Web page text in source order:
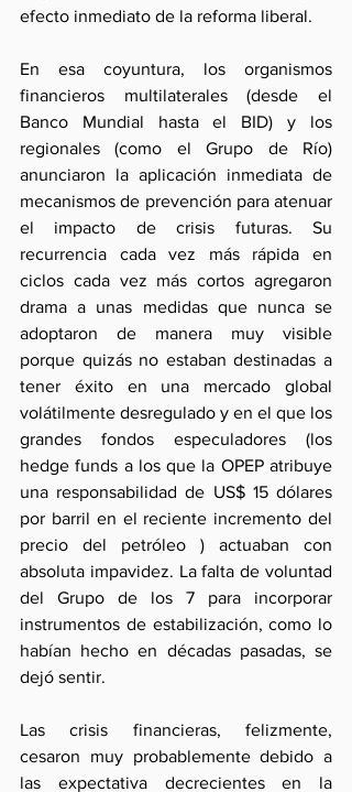
efecto inmediato de la reforma liberal.
En esa coyuntura, los organismos
financieros multilaterales (desde el
Banco Mundial hasta el BID) y los
regionales (como el Grupo de Río)
anunciaron la aplicación inmediata de
mecanismos de prevención para atenuar
el impacto de crisis futuras. Su
recurrencia cada vez más rápida en
ciclos cada vez más cortos agregaron
drama a unas medidas que nunca se
adoptaron de manera muy visible
porque quizás no estaban destinadas a
tener éxito en una mercado global
volátilmente desregulado y en el que los
grandes fondos especuladores (los
hedge funds a los que la OPEP atribuye
una responsabilidad de US$ 15 dólares
por barril en el reciente incremento del
precio del petróleo ) actuaban con
absoluta impavidez. La falta de voluntad
del Grupo de los 7 para incorporar
instrumentos de estabilización, como lo
habían hecho en décadas pasadas, se
dejó sentir.
Las crisis financieras, felizmente,
cesaron muy probablemente debido a
las expectativa decrecientes en la